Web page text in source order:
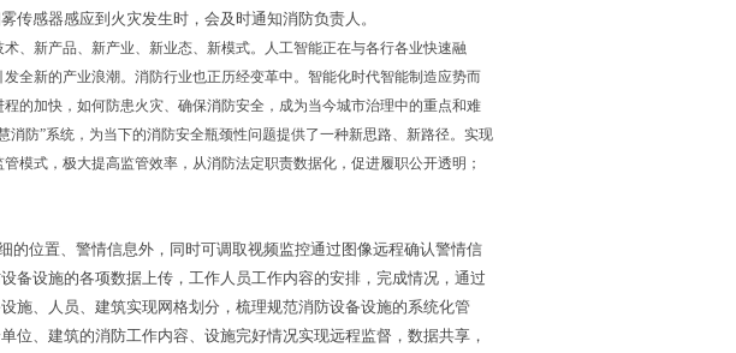
传感器感应到火灾发生时，会及时通知消防负责人。
、新产品、新产业、新业态、新模式。人工智能正在与各行各业快速融
全新的产业浪潮。消防行业也正历经变革中。智能化时代智能制造应势而
的加快，如何防患火灾、确保消防安全，成为当今城市治理中的重点和难
消防”系统，为当下的消防安全瓶颈性问题提供了一种新思路、新路径。实现
模式，极大提高监管效率，从消防法定职责数据化，促进履职公开透明；
的位置、警情信息外，同时可调取视频监控通过图像远程确认警情信
备设施的各项数据上传，工作人员工作内容的安排，完成情况，通过
施、人员、建筑实现网格划分，梳理规范消防设备设施的系统化管
位、建筑的消防工作内容、设施完好情况实现远程监督，数据共享，